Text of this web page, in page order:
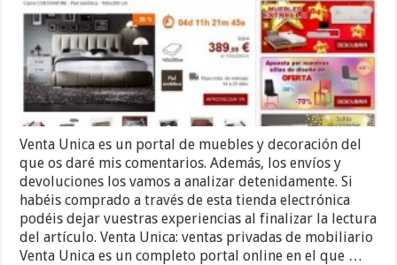
Venta Unica es un portal de muebles y decoración del
que os daré mis comentarios. Además, los envíos y
devoluciones los vamos a analizar detenidamente. Si
habéis comprado a través de esta tienda electrónica
podéis dejar vuestras experiencias al finalizar la lectura
del artículo. Venta Unica: ventas privadas de mobiliario
Venta Unica es un completo portal online en el que …